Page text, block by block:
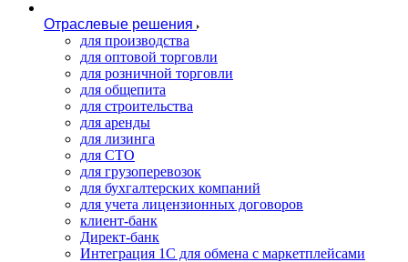
Отраслевые решения
для производства
для оптовой торговли
для розничной торговли
для общепита
для строительства
для аренды
для лизинга
для СТО
для грузоперевозок
для бухгалтерских компаний
для учета лицензионных договоров
клиент-банк
Директ-банк
Интеграция 1C для обмена с маркетплейсами